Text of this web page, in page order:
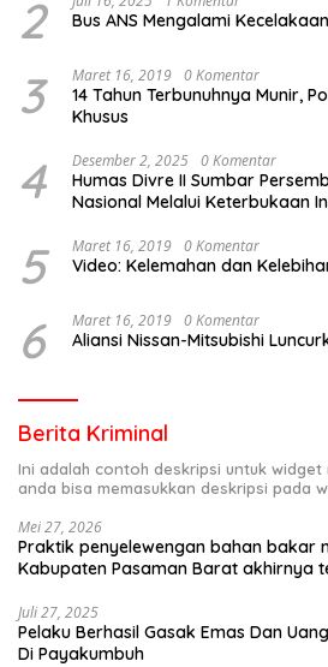
2 Bus ANS Mengalami
3 Maret 16, 2019 0 Komentar
14 Tahun Terbunuhnya Munir,
Khusus
4 Desember 2, 2025 0 Komentar
Humas Divre II Sumbar
Nasional Melalui Keterbukaan
5 Maret 16, 2019 0 Komentar
Video: Kelemahan dan
6 Maret 16, 2019 0 Komentar
Aliansi Nissan-Mitsubishi
Berita Kriminal
Ini adalah contoh deskripsi untuk
anda bisa memasukkan deskripsi pada
Mei 27, 2026
Praktik penyelewengan bahan bakar
Kabupaten Pasaman Barat akhirnya
Juli 27, 2025
Pelaku Berhasil Gasak Emas Dan
Di Payakumbuh